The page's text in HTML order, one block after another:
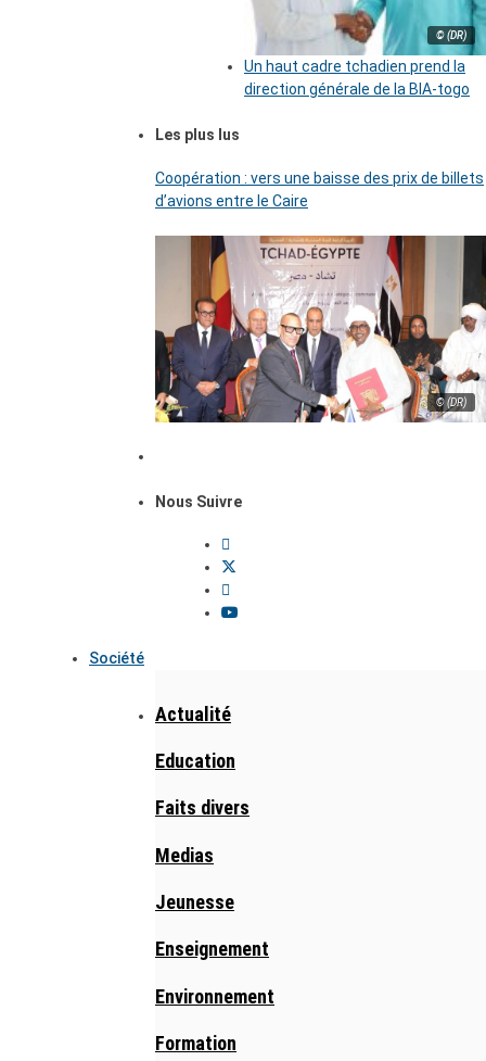
© (DR)
Un haut cadre tchadien prend la
direction générale de la BIA-togo
Les plus lus
Coopération : vers une baisse des prix de billets
d’avions entre le Caire
© (DR)
Nous Suivre
Société
Actualité
Education
Faits divers
Medias
Jeunesse
Enseignement
Environnement
Formation